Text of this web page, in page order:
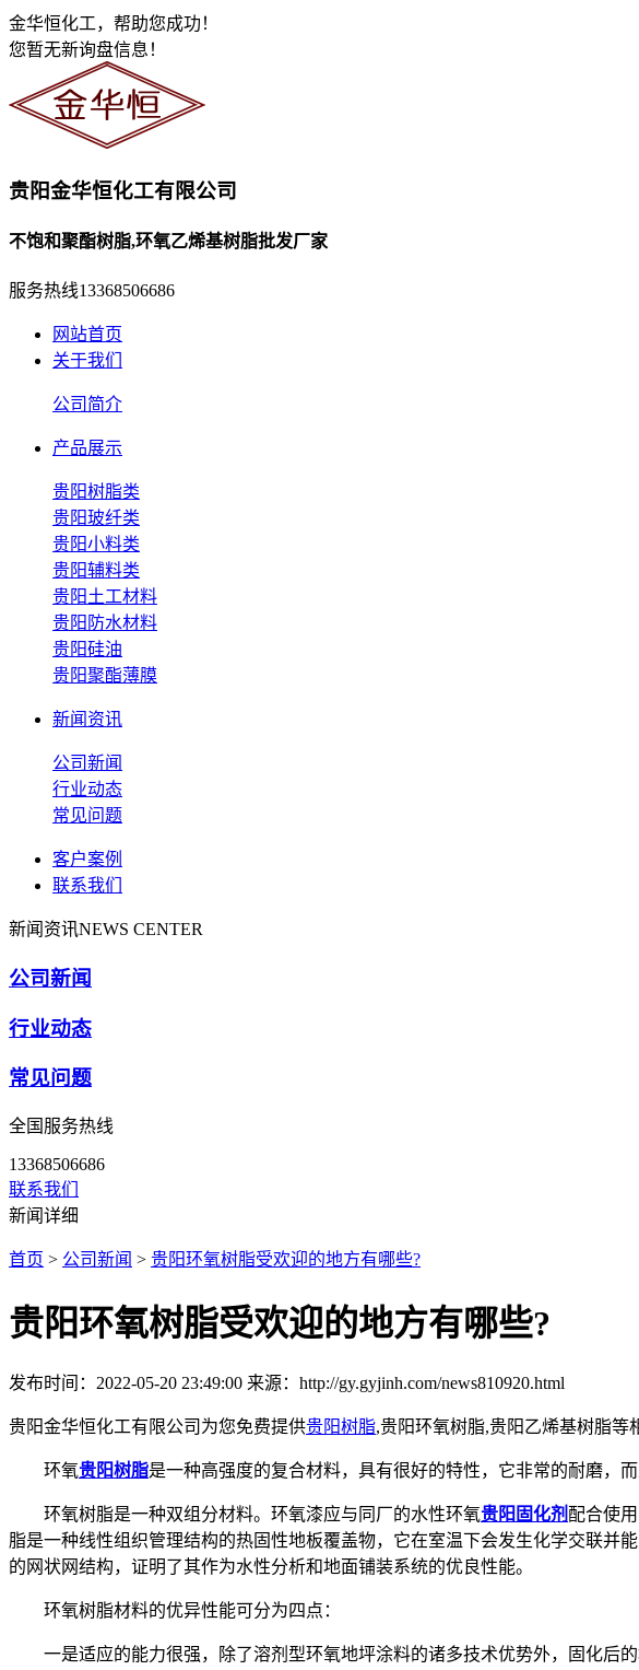
金华恒化工，帮助您成功！
您暂无新询盘信息！
贵阳金华恒化工有限公司
不饱和聚酯树脂,环氧乙烯基树脂批发厂家
服务热线13368506686
网站首页
关于我们
公司简介
产品展示
贵阳树脂类
贵阳玻纤类
贵阳小料类
贵阳辅料类
贵阳土工材料
贵阳防水材料
贵阳硅油
贵阳聚酯薄膜
新闻资讯
公司新闻
行业动态
常见问题
客户案例
联系我们
新闻资讯NEWS CENTER
公司新闻
行业动态
常见问题
全国服务热线
13368506686
联系我们
新闻详细
首页 > 公司新闻 > 贵阳环氧树脂受欢迎的地方有哪些?
贵阳环氧树脂受欢迎的地方有哪些?
发布时间：2022-05-20 23:49:00 来源：http://gy.gyjinh.com/news810920.html
贵阳金华恒化工有限公司为您免费提供贵阳树脂,贵阳环氧树脂,贵阳乙烯基树脂等
环氧贵阳树脂是一种高强度的复合材料，具有很好的特性，它非常的耐磨，
环氧树脂是一种双组分材料。环氧漆应与同厂的水性环氧贵阳固化剂 配合使
脂是一种线性组织管理结构的热固性地板覆盖物，它在室温下会发生化学交联并
的网状网结构，证明了其作为水性分析和地面铺装系统的优良性能。
环氧树脂材料的优异性能可分为四点：
一是适应的能力很强，除了溶剂型环氧地坪涂料的诸多技术优势外，固化后